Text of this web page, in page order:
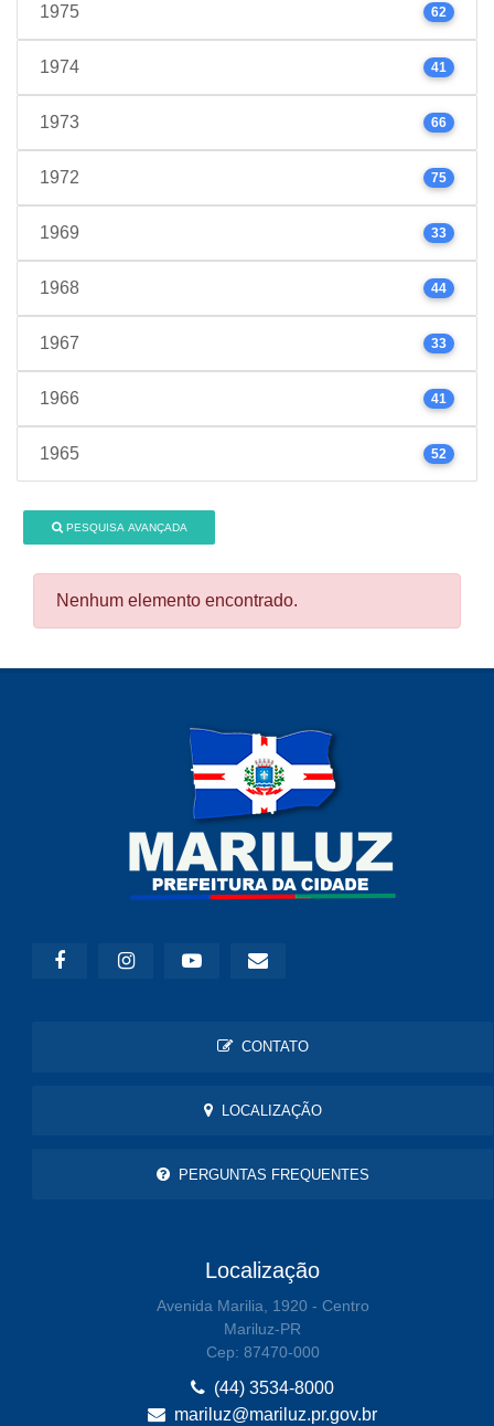
1975 62
1974 41
1973 66
1972 75
1969 33
1968 44
1967 33
1966 41
1965 52
PESQUISA AVANÇADA
Nenhum elemento encontrado.
CONTATO
LOCALIZAÇÃO
PERGUNTAS FREQUENTES
Localização
Avenida Marilia, 1920 - Centro
Mariluz-PR
Cep: 87470-000
(44) 3534-8000
mariluz@mariluz.pr.gov.br